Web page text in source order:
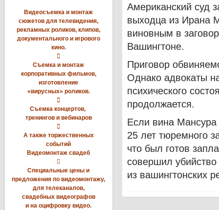
Видеосъемка и монтаж
сюжетов для телевидения,
рекламных роликов, клипов,
документального и игрового
кино.

Съемка и монтаж
корпоративных фильмов,
изготовление
«вирусных» роликов.

Съемка концертов,
тренингов и вебинаров

А также торжественных
событий
Видеомонтаж свадеб

Специальные цены и
предложения по видеомонтажу,
для телеканалов,
свадебных видеографов
и на оцифровку видео.
Американский суд
выходца из Ирана
виновным в
Вашингтоне.
Приговор
Однако адвокаты
психического
продолжается.
Если вина Мансура
25 лет тюремного
что был готов
совершил
из вашингтонских